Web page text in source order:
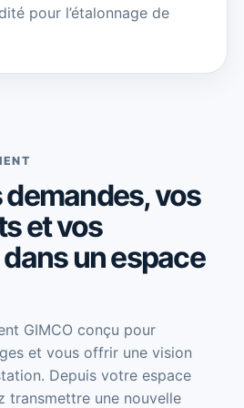
pour l’étalonnage de
vos
et vos
un espace
GIMCO conçu pour
et vous offrir une vision
Depuis votre espace
transmettre une nouvelle